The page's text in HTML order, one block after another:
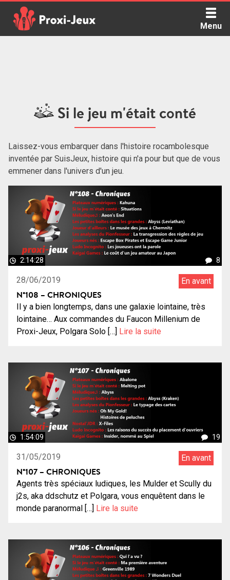
content
Menu
Si le jeu m'était conté
Laissez-vous embarquer dans l'histoire rocambolesque
inventée par SuisJeux, histoire qui n'a pour but que de vous
emmener dans l'univers d'un jeu.
2:14:28 8
28/06/2019 En avant
N°108 – CHRONIQUES
Il y a bien longtemps, dans une galaxie lointaine, très
lointaine… Aux commandes du Faucon Millenium de
Proxi-Jeux, Polgara Solo […] Lire la suite
1:54:09 19
31/05/2019 En avant
N°107 – CHRONIQUES
Agents très spéciaux ludiques, les Mulder et Scully du
j2s, aka ddschutz et Polgara, vous enquêtent dans le
monde paranormal […] Lire la suite